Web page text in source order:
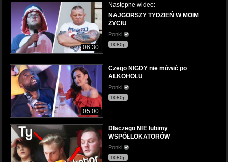
06:30
Następne wideo:
NAJGORSZY TYDZIEŃ W MOIM
ŻYCIU
Ponki
1080p
05:00
Czego NIGDY nie mówić po
ALKOHOLU
Ponki
1080p
Dlaczego NIE lubimy
WSPÓŁLOKATORÓW
Ponki
1080p